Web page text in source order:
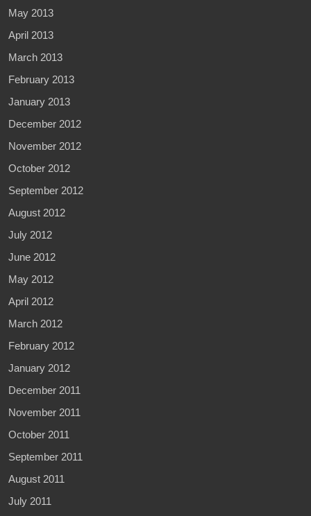
May 2013
April 2013
March 2013
February 2013
January 2013
December 2012
November 2012
October 2012
September 2012
August 2012
July 2012
June 2012
May 2012
April 2012
March 2012
February 2012
January 2012
December 2011
November 2011
October 2011
September 2011
August 2011
July 2011